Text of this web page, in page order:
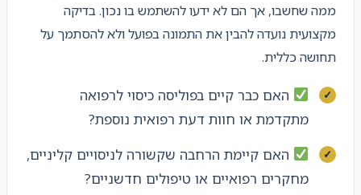
ממה שחשבו, אך הם לא ידעו להשתמש בו נכון. בדיקה
מקצועית נועדה להבין את התמונה בפועל ולא להסתמך על
תחושה כללית.
האם כבר קיים בפוליסה כיסוי לרפואה
מתקדמת או חוות דעת רפואית נוספת?
האם קיימת הרחבה שקשורה לניסויים קליניים,
מחקרים רפואיים או טיפולים חדשניים?